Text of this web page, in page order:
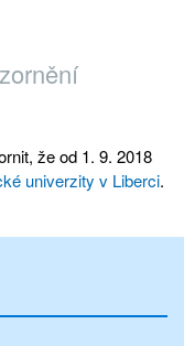
že od 1. 9. 2018
univerzity v Liberci.